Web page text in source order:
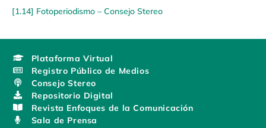
[1.14] Fotoperiodismo – Consejo Stereo
Plataforma Virtual
Registro Público de Medios
Consejo Stereo
Repositorio Digital
Revista Enfoques de la Comunicación
Sala de Prensa